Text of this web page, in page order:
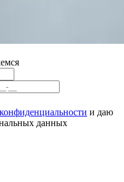
и даю
данных